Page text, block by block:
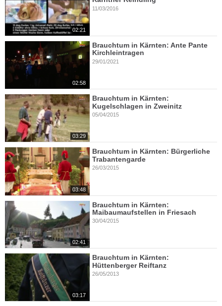
02:21
11/03/2016
02:58
Brauchtum in Kärnten: Ante Pante
Kirchleintragen
29/01/2021
03:29
Brauchtum in Kärnten:
Kugelschlagen in Zweinitz
05/04/2015
03:48
Brauchtum in Kärnten: Bürgerliche
Trabantengarde
26/03/2015
02:41
Brauchtum in Kärnten:
Maibaumaufstellen in Friesach
30/04/2015
03:17
Brauchtum in Kärnten:
Hüttenberger Reiftanz
26/05/2013